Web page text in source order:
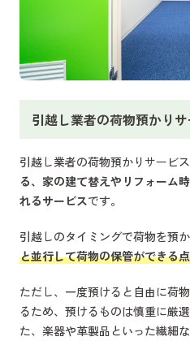
引越し業者の荷物預かり
引越し業者の荷物預かりサービス
る、家の建て替えやリフォーム
れるサービスです。
引越しのタイミングで荷物を預
と並行して荷物の保管ができる
ただし、一度預けると自由に荷
るため、預けるものは慎重に厳
た、楽器や革製品といった繊細